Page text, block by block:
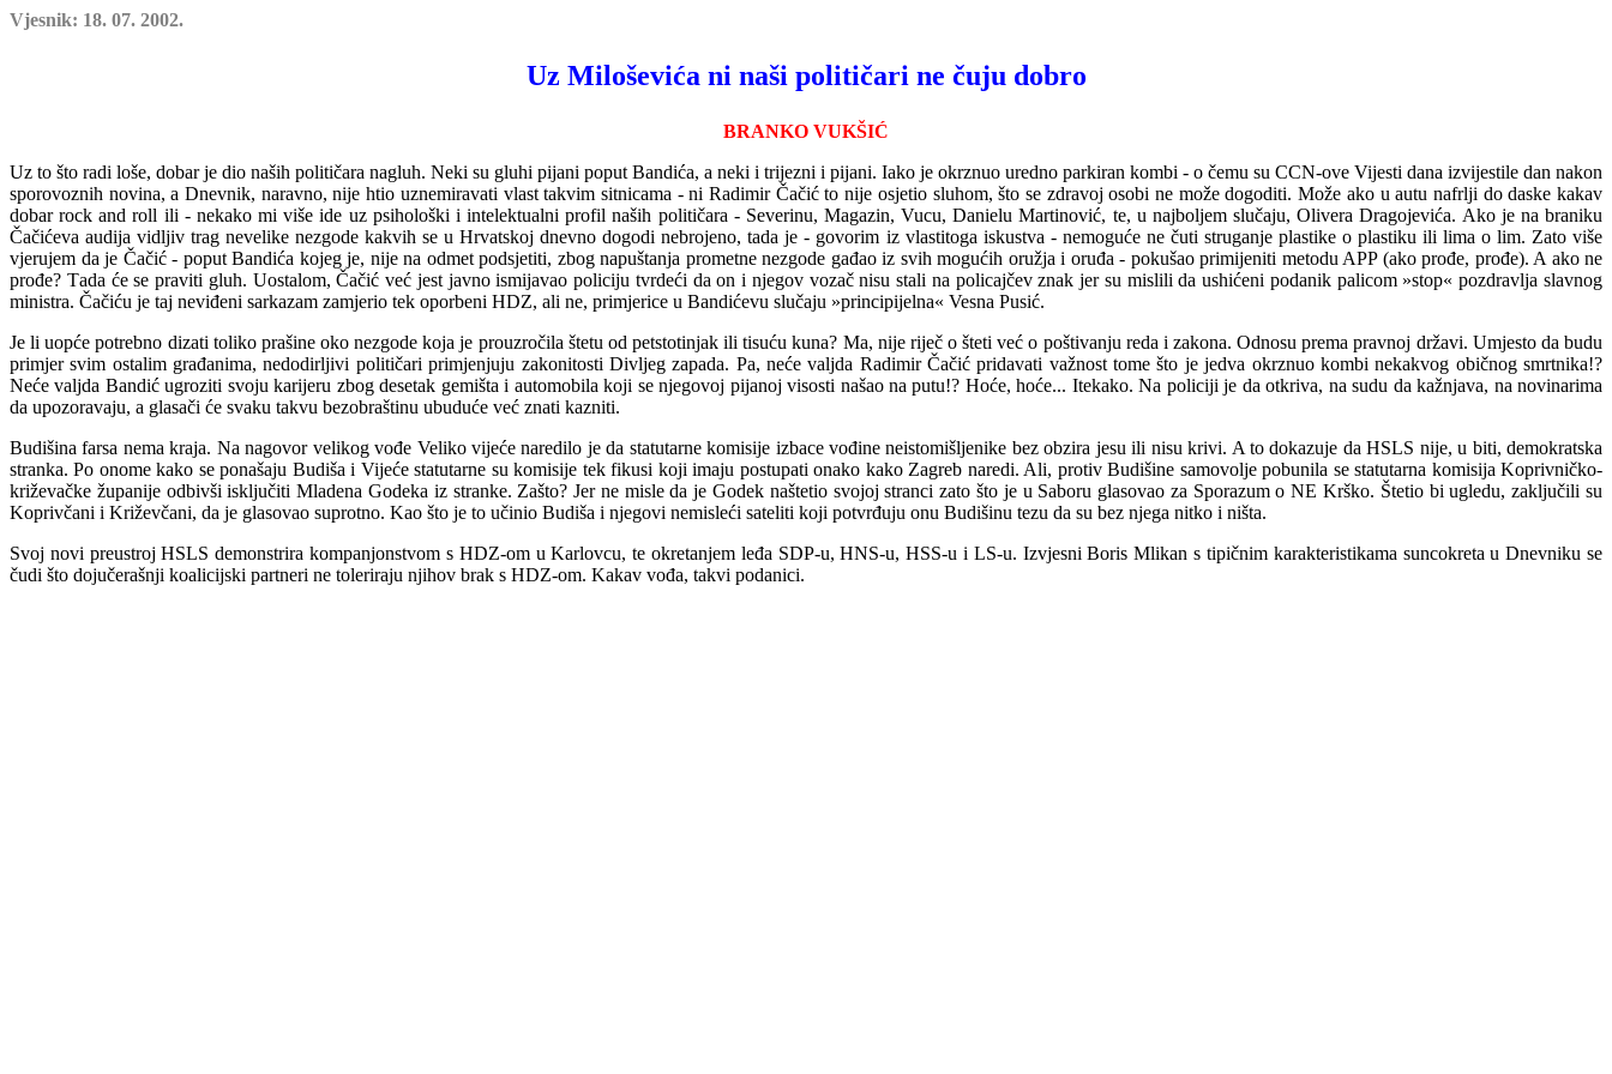
Vjesnik: 18. 07. 2002.
Uz Miloševića ni naši političari ne čuju dobro
BRANKO VUKŠIĆ
Uz to što radi loše, dobar je dio naših političara nagluh. Neki su gluhi pijani poput Bandića, a neki i trijezni i pijani. Iako je okrznuo uredno parkiran kombi - o čemu su CCN-ove Vijesti dana izvijestile dan nakon
sporovoznih novina, a Dnevnik, naravno, nije htio uznemiravati vlast takvim sitnicama - ni Radimir Čačić to nije osjetio sluhom, što se zdravoj osobi ne može dogoditi. Može ako u autu nafrlji do daske kakav
dobar rock and roll ili - nekako mi više ide uz psihološki i intelektualni profil naših političara - Severinu, Magazin, Vucu, Danielu Martinović, te, u najboljem slučaju, Olivera Dragojevića. Ako je na braniku
Čačićeva audija vidljiv trag nevelike nezgode kakvih se u Hrvatskoj dnevno dogodi nebrojeno, tada je - govorim iz vlastitoga iskustva - nemoguće ne čuti struganje plastike o plastiku ili lima o lim. Zato više
vjerujem da je Čačić - poput Bandića kojeg je, nije na odmet podsjetiti, zbog napuštanja prometne nezgode gađao iz svih mogućih oružja i oruđa - pokušao primijeniti metodu APP (ako prođe, prođe). A ako ne
prođe? Tada će se praviti gluh. Uostalom, Čačić već jest javno ismijavao policiju tvrdeći da on i njegov vozač nisu stali na policajčev znak jer su mislili da ushićeni podanik palicom »stop« pozdravlja slavnog
ministra. Čačiću je taj neviđeni sarkazam zamjerio tek oporbeni HDZ, ali ne, primjerice u Bandićevu slučaju »principijelna« Vesna Pusić.
Je li uopće potrebno dizati toliko prašine oko nezgode koja je prouzročila štetu od petstotinjak ili tisuću kuna? Ma, nije riječ o šteti već o poštivanju reda i zakona. Odnosu prema pravnoj državi. Umjesto da budu
primjer svim ostalim građanima, nedodirljivi političari primjenjuju zakonitosti Divljeg zapada. Pa, neće valjda Radimir Čačić pridavati važnost tome što je jedva okrznuo kombi nekakvog običnog smrtnika!?
Neće valjda Bandić ugroziti svoju karijeru zbog desetak gemišta i automobila koji se njegovoj pijanoj visosti našao na putu!? Hoće, hoće... Itekako. Na policiji je da otkriva, na sudu da kažnjava, na novinarima
da upozoravaju, a glasači će svaku takvu bezobraštinu ubuduće već znati kazniti.
Budišina farsa nema kraja. Na nagovor velikog vođe Veliko vijeće naredilo je da statutarne komisije izbace vođine neistomišljenike bez obzira jesu ili nisu krivi. A to dokazuje da HSLS nije, u biti, demokratska
stranka. Po onome kako se ponašaju Budiša i Vijeće statutarne su komisije tek fikusi koji imaju postupati onako kako Zagreb naredi. Ali, protiv Budišine samovolje pobunila se statutarna komisija Koprivničko-
križevačke županije odbivši isključiti Mladena Godeka iz stranke. Zašto? Jer ne misle da je Godek naštetio svojoj stranci zato što je u Saboru glasovao za Sporazum o NE Krško. Štetio bi ugledu, zaključili su
Koprivčani i Križevčani, da je glasovao suprotno. Kao što je to učinio Budiša i njegovi nemisleći sateliti koji potvrđuju onu Budišinu tezu da su bez njega nitko i ništa.
Svoj novi preustroj HSLS demonstrira kompanjonstvom s HDZ-om u Karlovcu, te okretanjem leđa SDP-u, HNS-u, HSS-u i LS-u. Izvjesni Boris Mlikan s tipičnim karakteristikama suncokreta u Dnevniku se
čudi što dojučerašnji koalicijski partneri ne toleriraju njihov brak s HDZ-om. Kakav vođa, takvi podanici.